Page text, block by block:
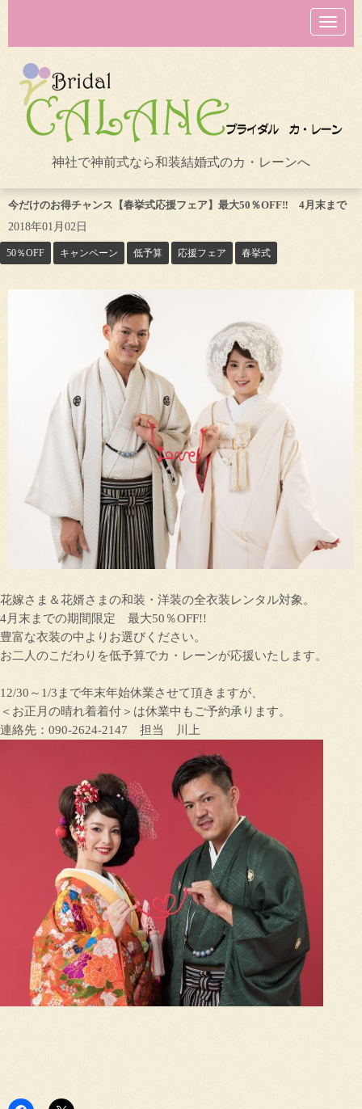
N
a
v
o
n
神社で神前式なら和装結婚式のカ・レーンへ
今だけのお得チャンス【春挙式応援フェア】最大50％OFF‼ 4月末まで
2018年01月02日
50％OFF キャンペーン 低予算 応援フェア 春挙式
花嫁さま＆花婿さまの和装・洋装の全衣装レンタル対象。
4月末までの期間限定 最大50％OFF!!
豊富な衣装の中よりお選びください。
お二人のこだわりを低予算でカ・レーンが応援いたします。
12/30～1/3まで年末年始休業させて頂きますが、
＜お正月の晴れ着着付＞は休業中もご予約承ります。
連絡先：090-2624-2147 担当 川上